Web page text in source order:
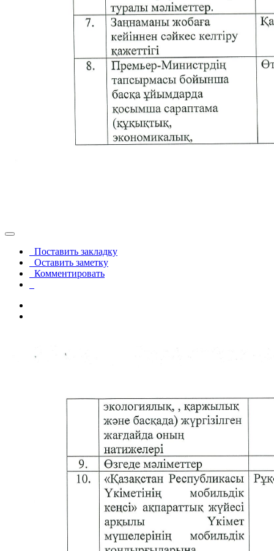
Поставить закладку
Оставить заметку
Комментировать